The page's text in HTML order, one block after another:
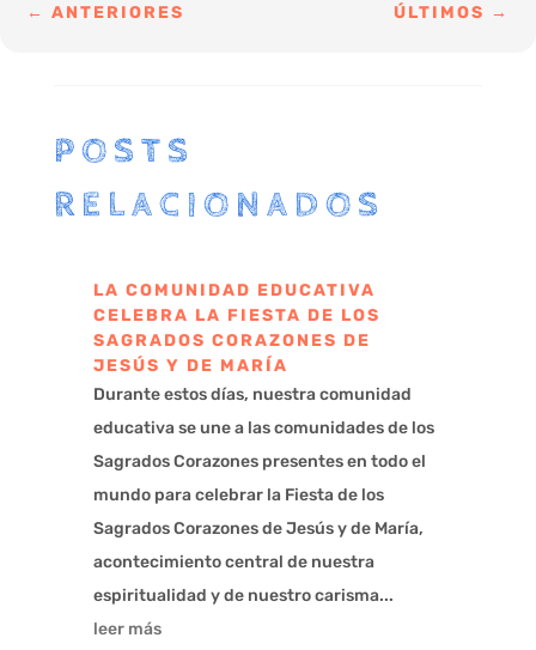
←ANTERIORES ÚLTIMOS →
POSTS
RELACIONADOS
LA COMUNIDAD EDUCATIVA
CELEBRA LA FIESTA DE LOS
SAGRADOS CORAZONES DE
JESÚS Y DE MARÍA
Durante estos días, nuestra comunidad
educativa se une a las comunidades de los
Sagrados Corazones presentes en todo el
mundo para celebrar la Fiesta de los
Sagrados Corazones de Jesús y de María,
acontecimiento central de nuestra
espiritualidad y de nuestro carisma...
leer más